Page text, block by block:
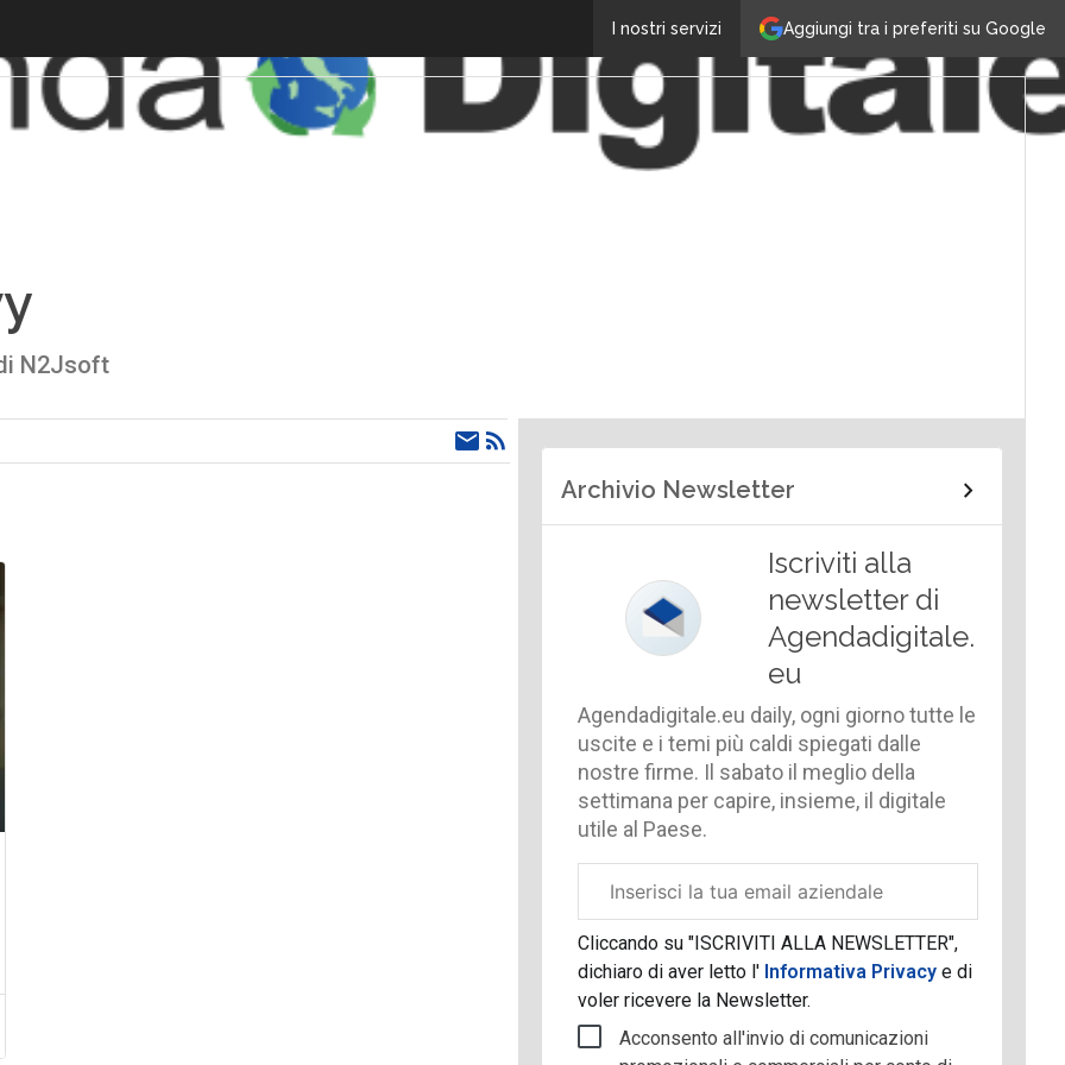
Aggiungi tra i preferiti su Google
I nostri servizi
N2Jsoft
Archivio Newsletter
Iscriviti alla
newsletter di
Agendadigitale.
eu
Agendadigitale.eu daily, ogni giorno tutte le
uscite e i temi più caldi spiegati dalle
nostre firme. Il sabato il meglio della
settimana per capire, insieme, il digitale
utile al Paese.
aziendale
Cliccando su "ISCRIVITI ALLA NEWSLETTER",
dichiaro di aver letto l' Informativa Privacye di
voler ricevere la Newsletter.
Acconsento all'invio di comunicazioni